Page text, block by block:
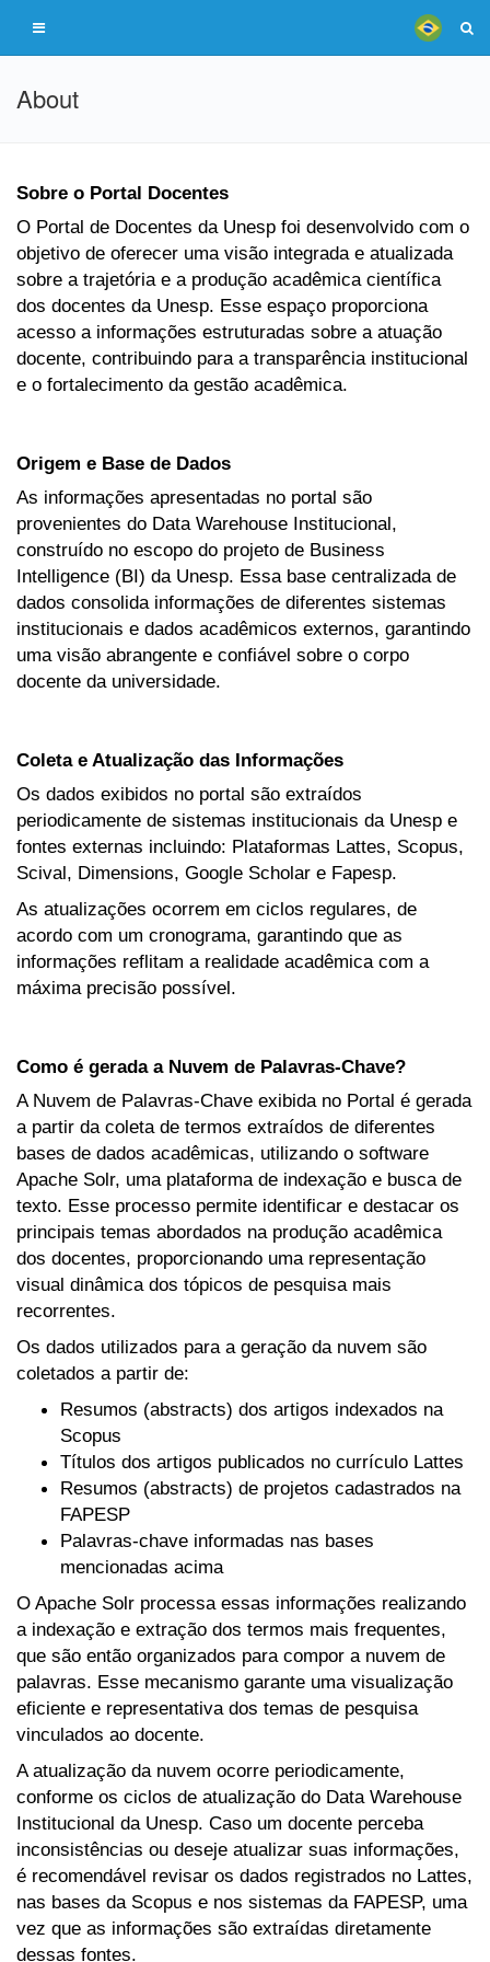
About
Sobre o Portal Docentes
O Portal de Docentes da Unesp foi desenvolvido com o
objetivo de oferecer uma visão integrada e atualizada
sobre a trajetória e a produção acadêmica científica
dos docentes da Unesp. Esse espaço proporciona
acesso a informações estruturadas sobre a atuação
docente, contribuindo para a transparência institucional
e o fortalecimento da gestão acadêmica.
Origem e Base de Dados
As informações apresentadas no portal são
provenientes do Data Warehouse Institucional,
construído no escopo do projeto de Business
Intelligence (BI) da Unesp. Essa base centralizada de
dados consolida informações de diferentes sistemas
institucionais e dados acadêmicos externos, garantindo
uma visão abrangente e confiável sobre o corpo
docente da universidade.
Coleta e Atualização das Informações
Os dados exibidos no portal são extraídos
periodicamente de sistemas institucionais da Unesp e
fontes externas incluindo: Plataformas Lattes, Scopus,
Scival, Dimensions, Google Scholar e Fapesp.
As atualizações ocorrem em ciclos regulares, de
acordo com um cronograma, garantindo que as
informações reflitam a realidade acadêmica com a
máxima precisão possível.
Como é gerada a Nuvem de Palavras-Chave?
A Nuvem de Palavras-Chave exibida no Portal é gerada
a partir da coleta de termos extraídos de diferentes
bases de dados acadêmicas, utilizando o software
Apache Solr, uma plataforma de indexação e busca de
texto. Esse processo permite identificar e destacar os
principais temas abordados na produção acadêmica
dos docentes, proporcionando uma representação
visual dinâmica dos tópicos de pesquisa mais
recorrentes.
Os dados utilizados para a geração da nuvem são
coletados a partir de:
Resumos (abstracts) dos artigos indexados na
Scopus
Títulos dos artigos publicados no currículo Lattes
Resumos (abstracts) de projetos cadastrados na
FAPESP
Palavras-chave informadas nas bases
mencionadas acima
O Apache Solr processa essas informações realizando
a indexação e extração dos termos mais frequentes,
que são então organizados para compor a nuvem de
palavras. Esse mecanismo garante uma visualização
eficiente e representativa dos temas de pesquisa
vinculados ao docente.
A atualização da nuvem ocorre periodicamente,
conforme os ciclos de atualização do Data Warehouse
Institucional da Unesp. Caso um docente perceba
inconsistências ou deseje atualizar suas informações,
é recomendável revisar os dados registrados no Lattes,
nas bases da Scopus e nos sistemas da FAPESP, uma
vez que as informações são extraídas diretamente
dessas fontes.